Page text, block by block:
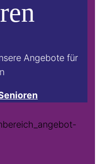
Angebote für